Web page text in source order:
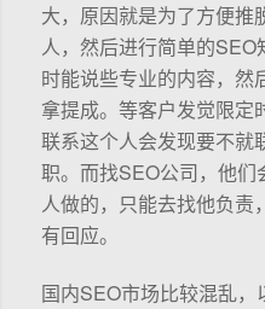
大，原因就是为了方便推
人，然后进行简单的
时能说些专业的内容，然
拿提成。等客户发觉限定
联系这个人会发现要不就
职。而找SEO公司，他
人做的，只能去找他负责
有回应。
国内SEO市场比较混乱